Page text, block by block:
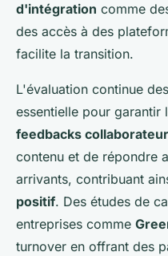
d'intégration comme
des accès à des
facilite la transition.
L'évaluation continue
essentielle pour garantir
feedbacks
contenu et de répondre
arrivants, contribuant
positif. Des études de
entreprises comme
turnover en offrant des